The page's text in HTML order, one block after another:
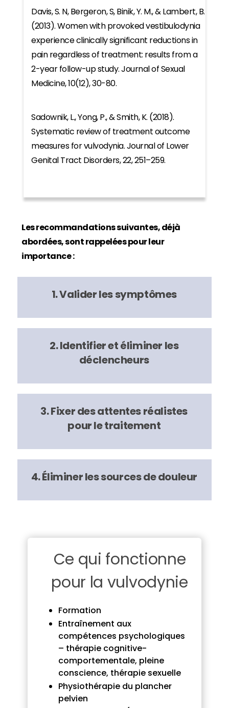
Davis, S. N, Bergeron, S, Binik, Y. M., & Lambert, B.
(2013). Women with provoked vestibulodynia
experience clinically significant reductions in
pain regardless of treatment: results from a
2-year follow-up study. Journal of Sexual
Medicine, 10(12), 30-80.
Sadownik, L., Yong, P., & Smith, K. (2018).
Systematic review of treatment outcome
measures for vulvodynia. Journal of Lower
Genital Tract Disorders, 22, 251–259.
Les recommandations suivantes, déjà
abordées, sont rappelées pour leur
importance :
1.Valider les symptômes
2.Identifier et éliminer les
déclencheurs
3.Fixer des attentes réalistes
pour le traitement
4.Éliminer les sources de douleur
Ce qui fonctionne
pour la vulvodynie
Formation
Entraînement aux
compétences psychologiques
– thérapie cognitive-
comportementale, pleine
conscience, thérapie sexuelle
Physiothérapie du plancher
pelvien